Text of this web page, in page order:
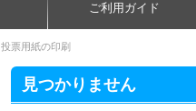
ご利用ガイド
投票用紙の印刷
見つかりません